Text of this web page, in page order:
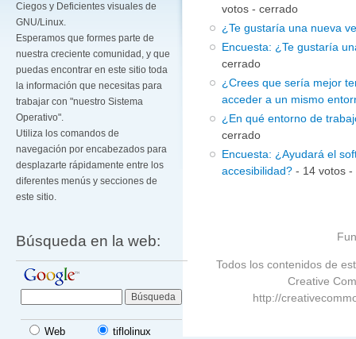
Ciegos y Deficientes visuales de
GNU/Linux.
Esperamos que formes parte de
nuestra creciente comunidad, y que
puedas encontrar en este sitio toda
la información que necesitas para
trabajar con "nuestro Sistema
Operativo".
Utiliza los comandos de
navegación por encabezados para
desplazarte rápidamente entre los
diferentes menús y secciones de
este sitio.
Búsqueda en la web:
Web tiflolinux
votos - cerrado
¿Te gustaría una nueva
Encuesta: ¿Te gustaría
cerrado
¿Crees que sería mejor
acceder a un mismo
¿En qué entorno de
cerrado
Encuesta: ¿Ayudará el
accesibilidad? - 14 votos -
Todos los contenidos de
Creative
http://